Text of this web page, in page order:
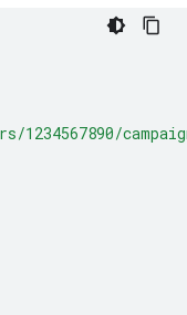
1234567890/